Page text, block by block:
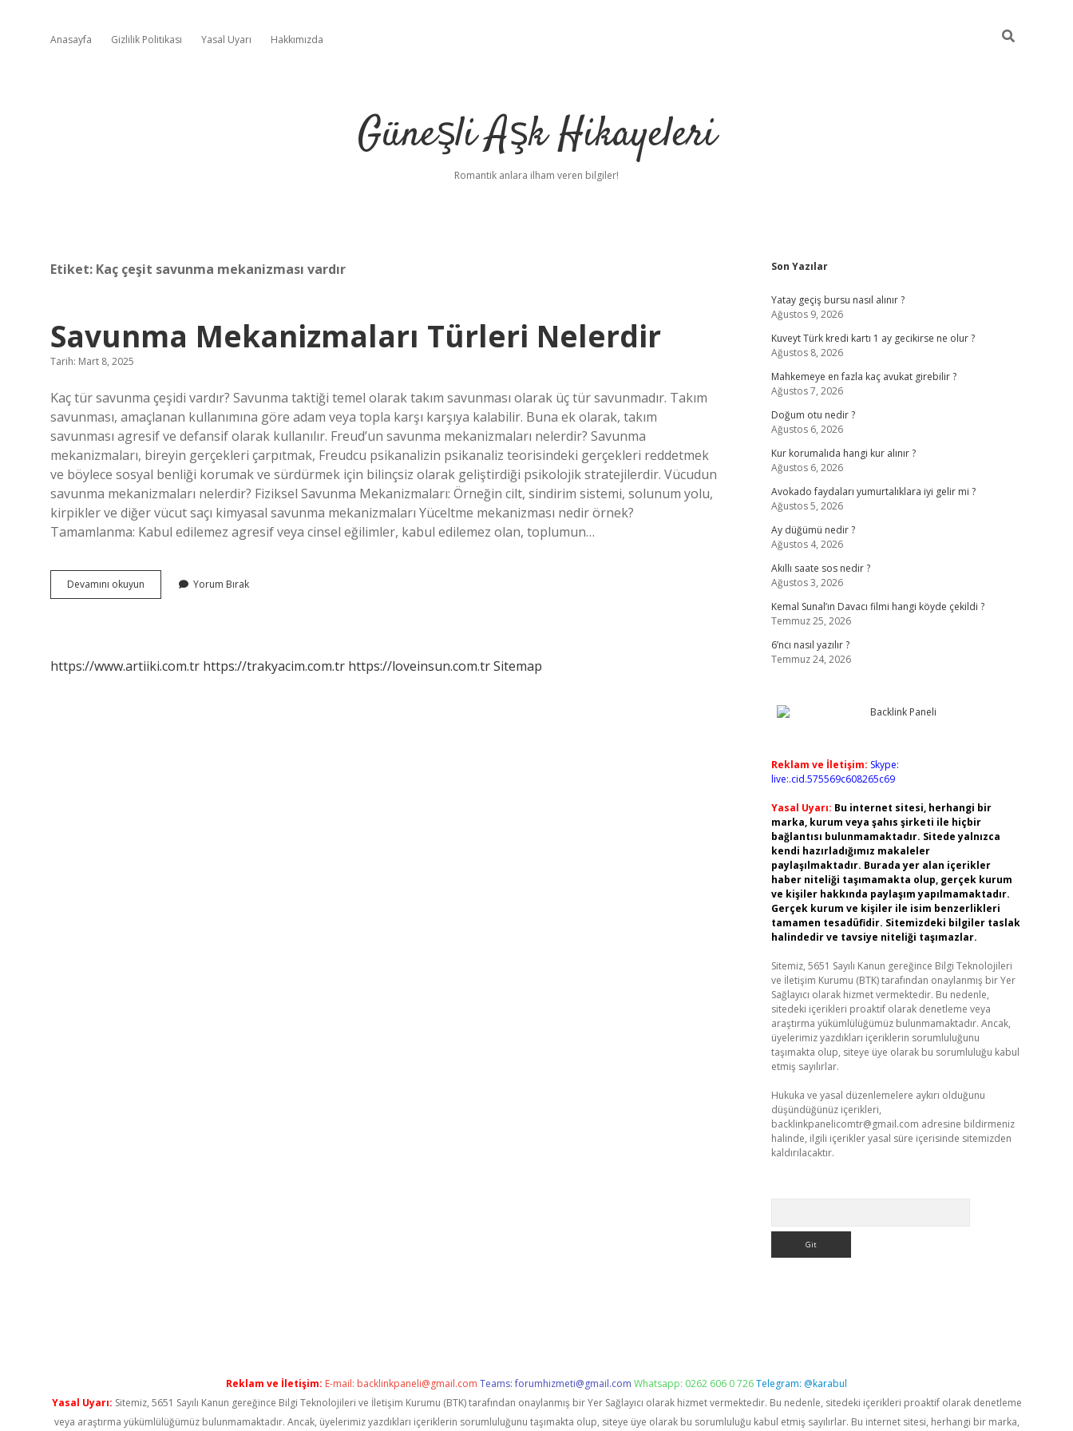
Anasayfa Gizlilik Politikası Yasal Uyarı Hakkımızda
Güneşli Aşk Hikayeleri
Romantik anlara ilham veren bilgiler!
Etiket: Kaç çeşit savunma mekanizması vardır
Savunma Mekanizmaları Türleri Nelerdir
Tarih: Mart 8, 2025
Kaç tür savunma çeşidi vardır? Savunma taktiği temel olarak takım savunması olarak üç tür savunmadır. Takım
savunması, amaçlanan kullanımına göre adam veya topla karşı karşıya kalabilir. Buna ek olarak, takım
savunması agresif ve defansif olarak kullanılır. Freud’un savunma mekanizmaları nelerdir? Savunma
mekanizmaları, bireyin gerçekleri çarpıtmak, Freudcu psikanalizin psikanaliz teorisindeki gerçekleri reddetmek
ve böylece sosyal benliği korumak ve sürdürmek için bilinçsiz olarak geliştirdiği psikolojik stratejilerdir. Vücudun
savunma mekanizmaları nelerdir? Fiziksel Savunma Mekanizmaları: Örneğin cilt, sindirim sistemi, solunum yolu,
kirpikler ve diğer vücut saçı kimyasal savunma mekanizmaları Yüceltme mekanizması nedir örnek?
Tamamlanma: Kabul edilemez agresif veya cinsel eğilimler, kabul edilemez olan, toplumun…
Devamını okuyun Savunma
Mekanizmaları
Yorum Bırak
https://www.artiiki.com.tr https://trakyacim.com.tr https://loveinsun.com.trSitemap
Sidebar
Son Yazılar
Yatay geçiş bursu nasıl alınır ?
Ağustos 9, 2026
Kuveyt Türk kredi kartı 1 ay gecikirse ne olur ?
Ağustos 8, 2026
Mahkemeye en fazla kaç avukat girebilir ?
Ağustos 7, 2026
Doğum otu nedir ?
Ağustos 6, 2026
Kur korumalıda hangi kur alınır ?
Ağustos 6, 2026
Avokado faydaları yumurtalıklara iyi gelir mi ?
Ağustos 5, 2026
Ay düğümü nedir ?
Ağustos 4, 2026
Akıllı saate sos nedir ?
Ağustos 3, 2026
Kemal Sunal’ın Davacı filmi hangi köyde çekildi ?
Temmuz 25, 2026
6’ncı nasıl yazılır ?
Temmuz 24, 2026
Reklam ve İletişim: Skype:
live:.cid.575569c608265c69
Yasal Uyarı: Bu internet sitesi, herhangi bir
marka, kurum veya şahıs şirketi ile hiçbir
bağlantısı bulunmamaktadır. Sitede yalnızca
kendi hazırladığımız makaleler
paylaşılmaktadır. Burada yer alan içerikler
haber niteliği taşımamakta olup, gerçek kurum
ve kişiler hakkında paylaşım yapılmamaktadır.
Gerçek kurum ve kişiler ile isim benzerlikleri
tamamen tesadüfidir. Sitemizdeki bilgiler taslak
halindedir ve tavsiye niteliği taşımazlar.
Sitemiz, 5651 Sayılı Kanun gereğince Bilgi Teknolojileri
ve İletişim Kurumu (BTK) tarafından onaylanmış bir Yer
Sağlayıcı olarak hizmet vermektedir. Bu nedenle,
sitedeki içerikleri proaktif olarak denetleme veya
araştırma yükümlülüğümüz bulunmamaktadır. Ancak,
üyelerimiz yazdıkları içeriklerin sorumluluğunu
taşımakta olup, siteye üye olarak bu sorumluluğu kabul
etmiş sayılırlar.
Hukuka ve yasal düzenlemelere aykırı olduğunu
düşündüğünüz içerikleri,
backlinkpanelicomtr@gmail.com adresine bildirmeniz
halinde, ilgili içerikler yasal süre içerisinde sitemizden
kaldırılacaktır.
betci
Reklam ve İletişim: E-mail: backlinkpaneli@gmail.com Teams:forumhizmeti@gmail.com Whatsapp: 0262 606 0 726Telegram: @karabul
Yasal Uyarı: Sitemiz, 5651 Sayılı Kanun gereğince Bilgi Teknolojileri ve İletişim Kurumu (BTK) tarafından onaylanmış bir Yer Sağlayıcı olarak hizmet vermektedir. Bu nedenle, sitedeki içerikleri proaktif olarak denetleme
veya araştırma yükümlülüğümüz bulunmamaktadır. Ancak, üyelerimiz yazdıkları içeriklerin sorumluluğunu taşımakta olup, siteye üye olarak bu sorumluluğu kabul etmiş sayılırlar. Bu internet sitesi, herhangi bir marka,